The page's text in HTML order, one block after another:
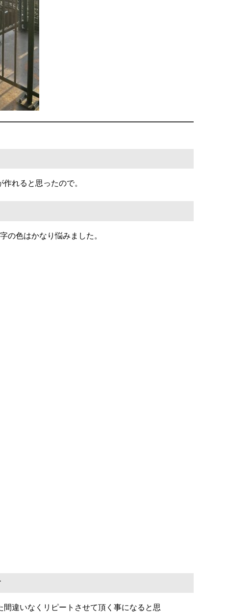
れると思ったので。
の色はかなり悩みました。
違いなくリピートさせて頂く事になると思